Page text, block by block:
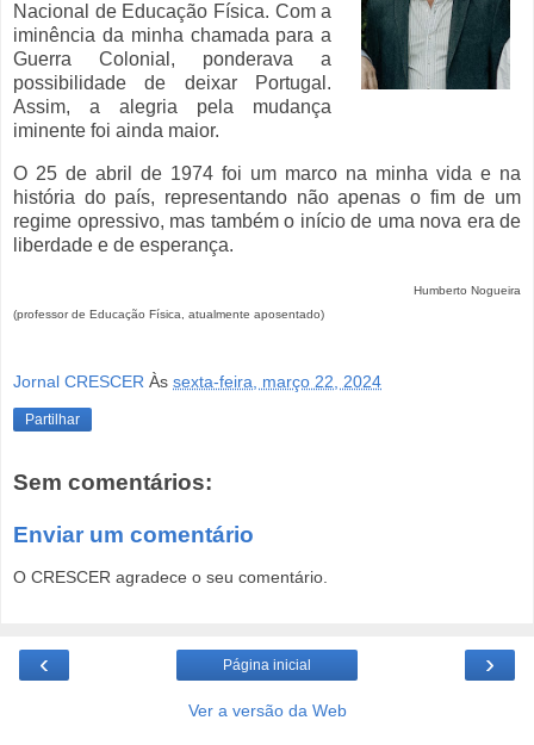
Nacional de Educação Física. Com a
iminência da minha chamada para a
Guerra Colonial, ponderava a
possibilidade de deixar Portugal.
Assim, a alegria pela mudança
iminente foi ainda maior.
O 25 de abril de 1974 foi um marco na minha vida e na
história do país, representando não apenas o fim de um
regime opressivo, mas também o início de uma nova era de
liberdade e de esperança.
Humberto Nogueira
(professor de Educação Física, atualmente aposentado)
Jornal CRESCER Às sexta-feira, março 22, 2024
Partilhar
Sem comentários:
Enviar um comentário
O CRESCER agradece o seu comentário.
‹ ›
Página inicial
Ver a versão da Web